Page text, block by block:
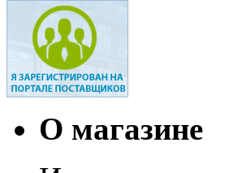
О магазине